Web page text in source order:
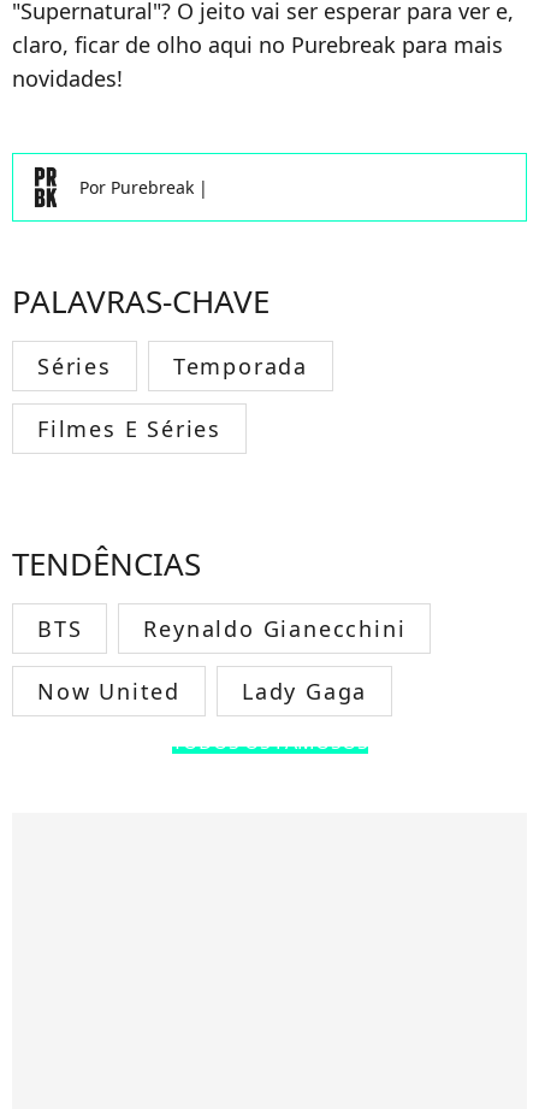
"Supernatural"? O jeito vai ser esperar para ver e,
claro, ficar de olho aqui no Purebreak para mais
novidades!
Por Purebreak |
PALAVRAS-CHAVE
Séries Temporada
Filmes E Séries
TENDÊNCIAS
BTS Reynaldo Gianecchini
Now United Lady Gaga
TODOS OS FAMOSOS